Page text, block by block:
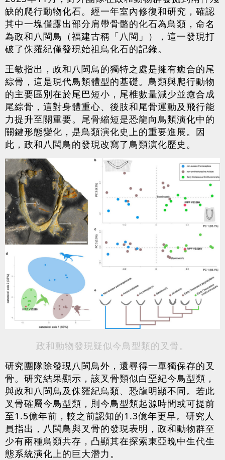
缺的爬行動物化石。經一年室內修復和研究，確認
其中一塊僅露出部分肩帶骨骼的化石為鳥類，命名
為政和八閩鳥（福建古稱「八閩」），這一發現打
破了侏羅紀僅發現始祖鳥化石的記錄。
王敏指出，政和八閩鳥的獨特之處是擁有癒合的尾
綜骨，這是現代鳥類體型的基礎。鳥類與爬行動物
的主要區別在於尾巴短小，尾椎數量減少並癒合成
尾綜骨，這對身體重心、後肢和尾骨運動及飛行能
力提升至關重要。尾骨縮短是恐龍向鳥類演化中的
關鍵形態變化，是鳥類演化史上的重要進展。因
此，政和八閩鳥的發現改寫了鳥類演化歷史。
政和動物發現疑似今鳥型類的叉骨。
研究團隊除發現八閩鳥外，還尋得一單獨保存的叉
骨。研究結果顯示，該叉骨類似白堊紀今鳥型類，
與政和八閩鳥及侏羅紀鳥類、恐龍明顯不同。若此
叉骨確屬今鳥型類，則今鳥型類起源時間或可提前
至1.5億年前，較之前認知的1.3億年更早。研究人
員指出，八閩鳥與叉骨的發現表明，政和動物群至
少有兩種鳥類共存，凸顯其在探索東亞晚中生代生
態系統演化上的巨大潛力。